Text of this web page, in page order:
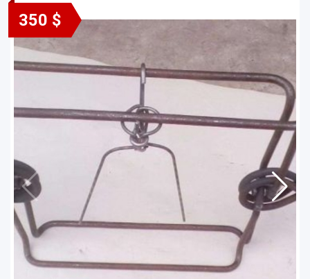
350 $